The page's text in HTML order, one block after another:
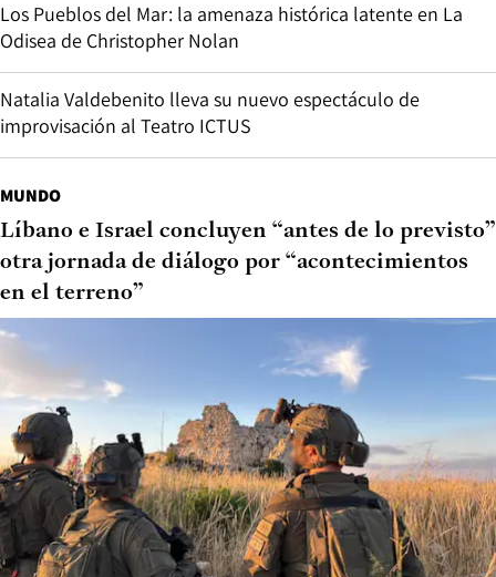
Los Pueblos del Mar: la amenaza histórica latente en La
Odisea de Christopher Nolan
Natalia Valdebenito lleva su nuevo espectáculo de
improvisación al Teatro ICTUS
MUNDO
Líbano e Israel concluyen “antes de lo previsto”
otra jornada de diálogo por “acontecimientos
en el terreno”